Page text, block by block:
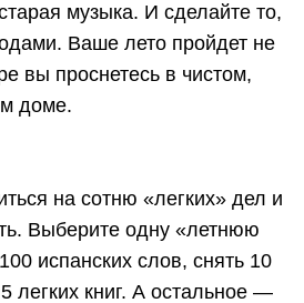
музыка. И сделайте то,
Ваше лето пройдет не
вы проснетесь в чистом,
доме.
на сотню «легких» дел и
Выберите одну «летнюю
испанских слов, снять 10
легких книг. А остальное —